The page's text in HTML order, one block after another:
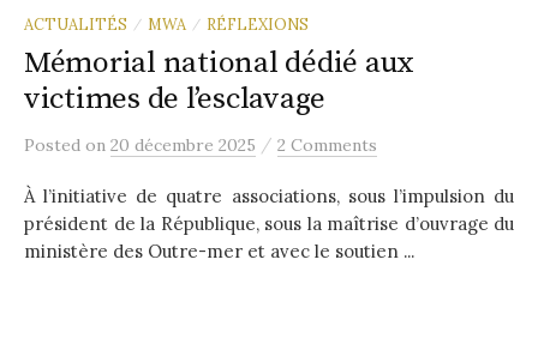
ACTUALITÉS / MWA / RÉFLEXIONS
Mémorial national dédié aux
victimes de l’esclavage
Posted on 20 décembre 2025 / 2 Comments
À l’initiative de quatre associations, sous l’impulsion du
président de la République, sous la maîtrise d’ouvrage du
ministère des Outre-mer et avec le soutien ...